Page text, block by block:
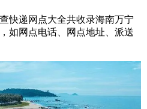
快递网点大全共收录海南万宁
如网点电话、网点地址、派送